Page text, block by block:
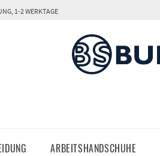
1-2 WERKTAGE
ARBEITSHANDSCHUHE